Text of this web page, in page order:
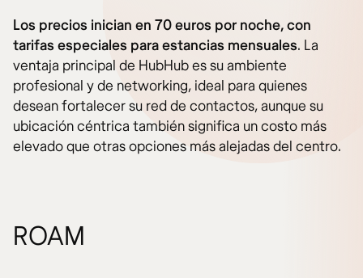
Los precios inician en 70 euros por noche, con
tarifas especiales para estancias mensuales. La
ventaja principal de HubHub es su ambiente
profesional y de networking, ideal para quienes
desean fortalecer su red de contactos, aunque su
ubicación céntrica también significa un costo más
elevado que otras opciones más alejadas del centro.
ROAM